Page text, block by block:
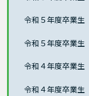
令和５年度卒業
令和５年度卒業
令和４年度卒業
令和４年度卒業